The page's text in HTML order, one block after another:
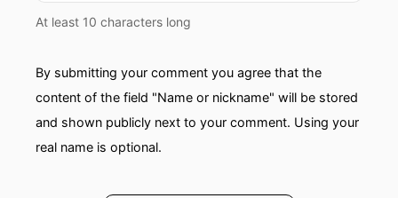
At least 10 characters long
By submitting your comment you agree that the
content of the field "Name or nickname" will be stored
and shown publicly next to your comment. Using your
real name is optional.